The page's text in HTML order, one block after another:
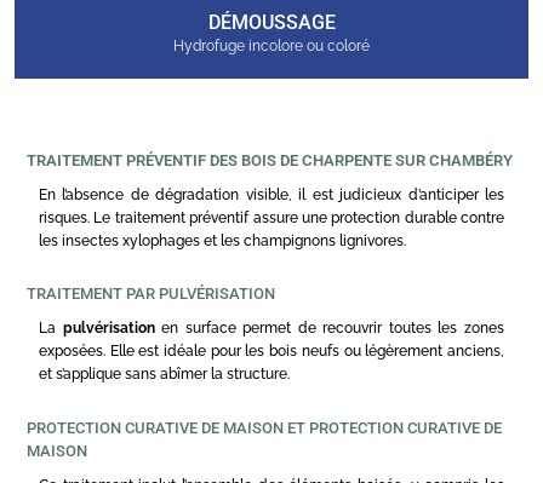
DÉMOUSSAGE
Hydrofuge incolore ou coloré
TRAITEMENT PRÉVENTIF DES BOIS DE CHARPENTE SUR CHAMBÉRY
En l’absence de dégradation visible, il est judicieux d’anticiper les
risques. Le traitement préventif assure une protection durable contre
les insectes xylophages et les champignons lignivores.
TRAITEMENT PAR PULVÉRISATION
La pulvérisationen surface permet de recouvrir toutes les zones
exposées. Elle est idéale pour les bois neufs ou légèrement anciens,
et s’applique sans abîmer la structure.
PROTECTION CURATIVE DE MAISON ET PROTECTION CURATIVE DE
MAISON